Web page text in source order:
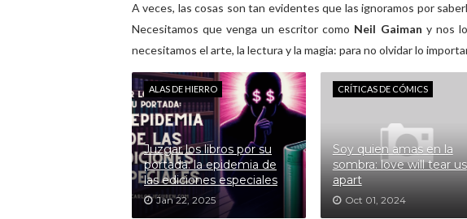
A veces, las cosas son tan evidentes que las ignoramos por
Necesitamos que venga un escritor como Neil Gaiman y nos
necesitamos el arte, la lectura y la magia: para no olvidar lo
ALAS DE HIERRO
Juzgar los libros por su
portada: la epidemia de
las ediciones especiales
Jan 22, 2025
CRÍTICAS DE CÓMICS
Soy quien amas en la
sombra: love will tear us
apart
Oct 01, 2024